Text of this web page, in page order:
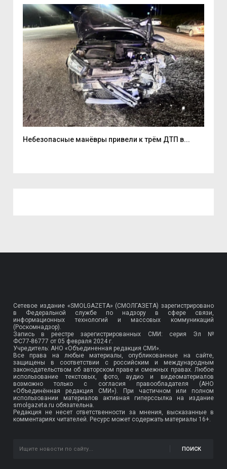
Небезопасные манёвры привели к трём ДТП в...
Сетевое издание «SMOLGAZETA» (СМОЛГАЗЕТА) зарегистрировано
в Федеральной службе по надзору в сфере связи,
информационных технологий и массовых коммуникаций
(Роскомнадзор).
Запись в реестре зарегистрированных СМИ: серия Эл №
ФС77-86777 от 05 февраля 2024 г.
Учредитель: АНО «Объединенная редакция СМИ».
Все права на любые материалы, опубликованные на сайте,
защищены в соответствии с российским и международным
законодательством об авторском праве и смежных правах. Любое
использование текстовых, фото, аудио и видеоматериалов
возможно только с согласия правообладателя (АНО
«Объединённая редакция СМИ»). При частичном или полном
использовании материалов активная гиперссылка на издание
smolgazeta.ru обязательна.
Редакция не несет ответственности за мнения, высказанные в
комментариях читателей. Ресурс может содержать материалы 16+.
ПОИСК